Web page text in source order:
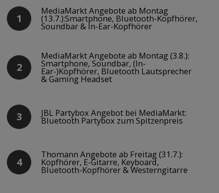
MediaMarkt Angebote ab Montag
(13.7.):Smartphone, Bluetooth-Kopfhörer,
Soundbar & In-Ear-Kopfhörer
MediaMarkt Angebote ab Montag (3.8.):
Smartphone, Soundbar, (In-
Ear-)Kopfhörer, Bluetooth Lautsprecher
& Gaming Headset
JBL Partybox Angebot bei MediaMarkt:
Bluetooth Partybox zum Spitzenpreis
Thomann Angebote ab Freitag (31.7.):
Kopfhörer, E-Gitarre, Keyboard,
Bluetooth-Kopfhörer & Westerngitarre